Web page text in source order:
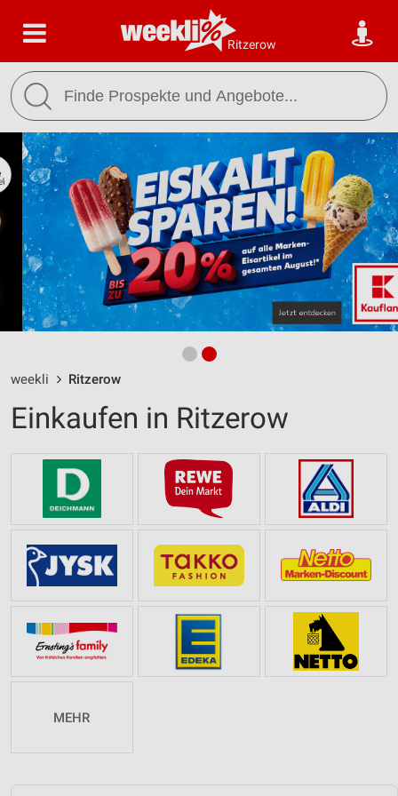
Ritzerow
weekli Ritzerow
Einkaufen in Ritzerow
MEHR